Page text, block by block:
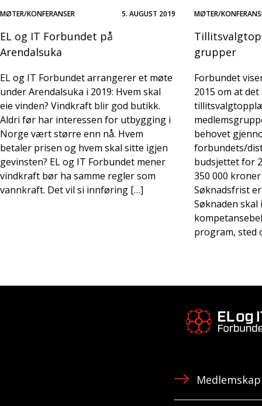
MØTER/KONFERANSER 5. AUGUST 2019
EL og IT Forbundet på
Arendalsuka
EL og IT Forbundet arrangerer et møte
under Arendalsuka i 2019: Hvem skal
eie vinden? Vindkraft blir god butikk.
Aldri før har interessen for utbygging i
Norge vært større enn nå. Hvem
betaler prisen og hvem skal sitte igjen
gevinsten? EL og IT Forbundet mener
vindkraft bør ha samme regler som
vannkraft. Det vil si innføring […]
MØTER/
grupper
Forbundet
2015 om at
behovet
forbundets/
budsjettet for
350 000
Søknadsfrist
Søknaden
program, sted